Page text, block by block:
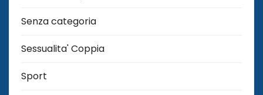
Senza categoria
Sessualita' Coppia
Sport